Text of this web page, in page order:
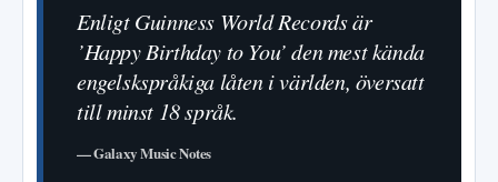
Enligt Guinness World Records är
’Happy Birthday to You’ den mest kända
engelskspråkiga låten i världen, översatt
till minst 18 språk.
— Galaxy Music Notes